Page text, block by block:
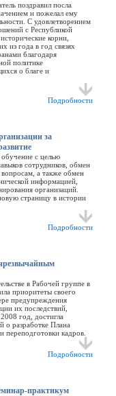
поздравил посла
и пожелал ему
С удовлетворением
с Республикой
корни,
из года в год связях
благодаря
политике
о благе и
Подробности
за
с целью
сотрудников, обмен
а также обмен
информацией,
организаций.
страницу в истории
Подробности
в Рабочей группе в
приоритеты своего
предупреждения
их последствий,
год, достигла
о разработке Плана
переподготовки кадров.
Подробности
практикум